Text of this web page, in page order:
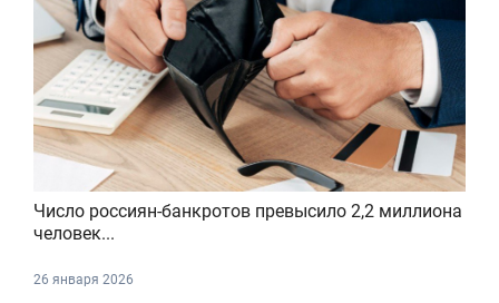
Число россиян-банкротов превысило 2,2 миллиона
человек...
26 января 2026